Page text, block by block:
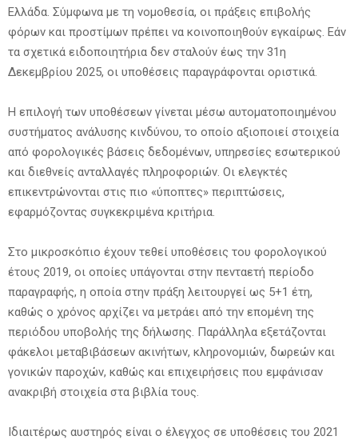
Ελλάδα. Σύμφωνα με τη νομοθεσία, οι πράξεις επιβολής
φόρων και προστίμων πρέπει να κοινοποιηθούν εγκαίρως. Εάν
τα σχετικά ειδοποιητήρια δεν σταλούν έως την 31η
Δεκεμβρίου 2025, οι υποθέσεις παραγράφονται οριστικά.
Η επιλογή των υποθέσεων γίνεται μέσω αυτοματοποιημένου
συστήματος ανάλυσης κινδύνου, το οποίο αξιοποιεί στοιχεία
από φορολογικές βάσεις δεδομένων, υπηρεσίες εσωτερικού
και διεθνείς ανταλλαγές πληροφοριών. Οι ελεγκτές
επικεντρώνονται στις πιο «ύποπτες» περιπτώσεις,
εφαρμόζοντας συγκεκριμένα κριτήρια.
Στο μικροσκόπιο έχουν τεθεί υποθέσεις του φορολογικού
έτους 2019, οι οποίες υπάγονται στην πενταετή περίοδο
παραγραφής, η οποία στην πράξη λειτουργεί ως 5+1 έτη,
καθώς ο χρόνος αρχίζει να μετράει από την επομένη της
περιόδου υποβολής της δήλωσης. Παράλληλα εξετάζονται
φάκελοι μεταβιβάσεων ακινήτων, κληρονομιών, δωρεών και
γονικών παροχών, καθώς και επιχειρήσεις που εμφάνισαν
ανακριβή στοιχεία στα βιβλία τους.
Ιδιαιτέρως αυστηρός είναι ο έλεγχος σε υποθέσεις του 2021